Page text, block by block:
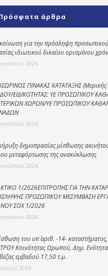
Κοινωνικό
παντοπωλείο
Kοινωνικό
φαρμακείο
Κέντρο Ημερήσιας
Φροντίδας
Ηλικιωμένων
(Κ.Η.Φ.Η.) Πρέβεζας
άρθρα
για την πρόσληψη
ιδιωτικού δικαίου ορισμένου
2026
ΠΙΝΑΚΑΣ ΚΑΤΑΤΑΞΗΣ
ΕΙΔΙΚΟΤΗΤΑΣ: ΥΕ ΠΡΟΣΩΠΙΚΟΥ
ΧΩΡΩΝ/ΥΕ ΠΡΟΣΩΠΙΚΟΥ
2026
δημοπρασίας μίσθωσης
μεταφόρτωσης της ανακύκλωσης
2026
1/2026ΕΠΙΤΡΟΠΗΣ ΓΙΑ ΤΗΝ
ΠΡΟΣΩΠΙΚΟΥ ΜΕΣΥΜΒΑΣΗ
ΣΟΧ 1/2026
2026
του υπ΄ αριθ. -14-
Κοινότητας Ωρωπού, Δημ.
εμβαδού 17,50 τ.μ.
2026